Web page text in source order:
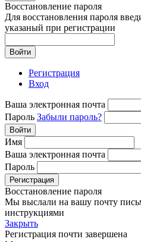
Восстановление пароля
Для восстановления пароля
указаный при регистрации
Войти
Регистрация
Вход
Ваша электронная почта
Пароль Забыли пароль?
Войти
Имя
Ваша электронная почта
Пароль
Регистрация
Восстановление пароля
Мы выслали на вашу почту
инструкциями
Закрыть
Регистрация почти завершена